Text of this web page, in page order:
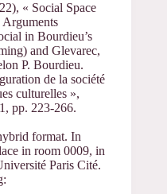
« Social Space
in Bourdieu’s
and Glevarec,
P. Bourdieu.
de la société
culturelles »,
pp. 223-266.
format. In
in room 0009, in
Paris Cité.